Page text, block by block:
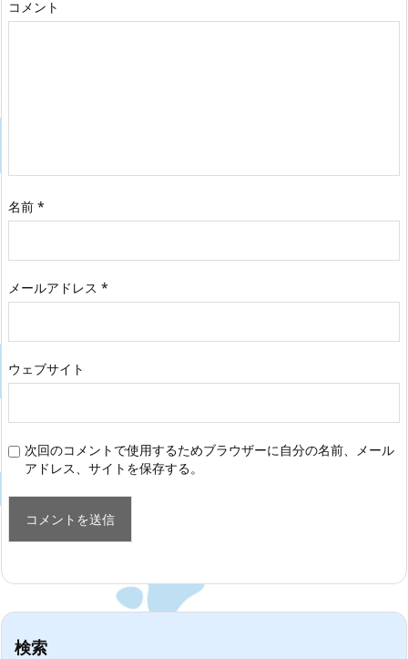
コメント
名前 *
メールアドレス *
ウェブサイト
次回のコメントで使用するためブラウザーに自分の名前、メール
アドレス、サイトを保存する。
検索